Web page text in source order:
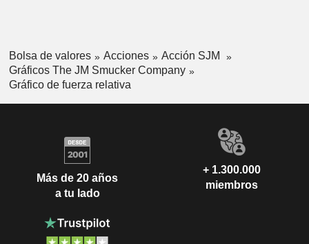
Bolsa de valores Acciones
Acción SJM
Gráficos The JM Smucker Company
Gráfico de fuerza relativa
Más de 20 años
a tu lado
+ 1.300.000
miembros